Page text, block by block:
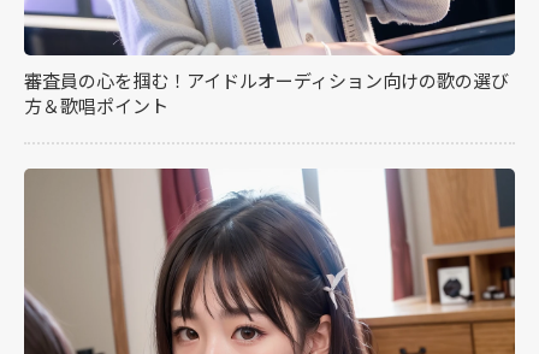
審査員の心を掴む！アイドルオーディション向けの歌の選び
方＆歌唱ポイント